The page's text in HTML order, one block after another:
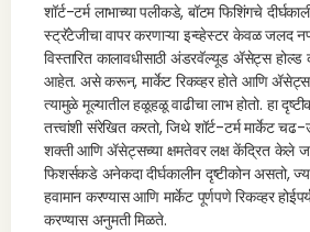
शॉर्ट-टर्म लाभाच्या पलीकडे, बॉटम फिशिंगचे
स्ट्रॅटेजीचा वापर करणाऱ्या इन्व्हेस्टर केवळ जलद
विस्तारित कालावधीसाठी अंडरवॅल्यूड ॲसेट्स
आहेत. असे करून, मार्केट रिकव्हर होते आणि
त्यामुळे मूल्यातील हळूहळू वाढीचा लाभ होतो. हा
तत्त्वांशी संरेखित करतो, जिथे शॉर्ट-टर्म मार्केट चढ-
शक्ती आणि ॲसेट्सच्या क्षमतेवर लक्ष केंद्रित केले
फिशर्सकडे अनेकदा दीर्घकालीन दृष्टीकोन असतो,
हवामान करण्यास आणि मार्केट पूर्णपणे रिकव्हर
करण्यास अनुमती मिळते.